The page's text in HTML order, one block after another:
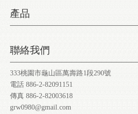
產品
聯絡我們
333桃園市龜山區萬壽路1段290號
電話 886-2-82091151
傳真 886-2-82003618
grw0980@gmail.com